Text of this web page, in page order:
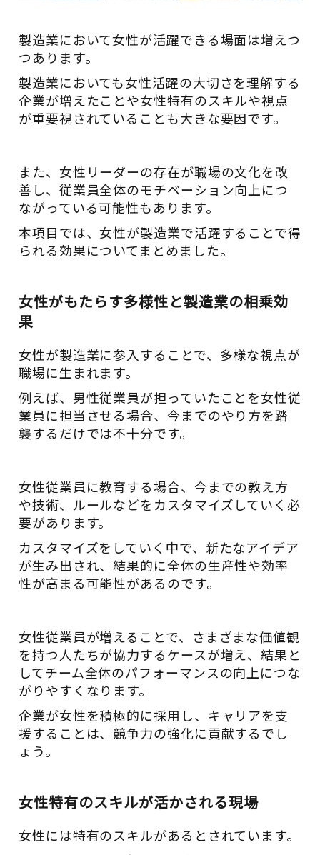
製造業において女性が活躍できる場面は増えつ
つあります。
製造業においても女性活躍の大切さを理解する
企業が増えたことや女性特有のスキルや視点
が重要視されていることも大きな要因です。
また、女性リーダーの存在が職場の文化を改
善し、従業員全体のモチベーション向上につ
ながっている可能性もあります。
本項目では、女性が製造業で活躍することで得
られる効果についてまとめました。
女性がもたらす多様性と製造業の相乗効
果
女性が製造業に参入することで、多様な視点が
職場に生まれます。
例えば、男性従業員が担っていたことを女性従
業員に担当させる場合、今までのやり方を踏
襲するだけでは不十分です。
女性従業員に教育する場合、今までの教え方
や技術、ルールなどをカスタマイズしていく必
要があります。
カスタマイズをしていく中で、新たなアイデア
が生み出され、結果的に全体の生産性や効率
性が高まる可能性があるのです。
女性従業員が増えることで、さまざまな価値観
を持つ人たちが協力するケースが増え、結果と
してチーム全体のパフォーマンスの向上につな
がりやすくなります。
企業が女性を積極的に採用し、キャリアを支
援することは、競争力の強化に貢献するでし
ょう。
女性特有のスキルが活かされる現場
女性には特有のスキルがあるとされています。